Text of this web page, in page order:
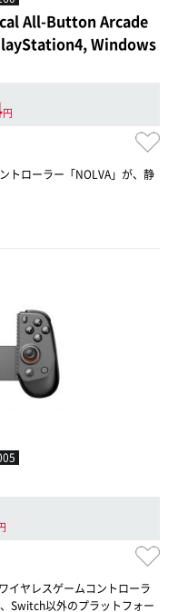
All-Button Arcade
Windows
円
トローラー「NOLVA」が、静
イヤレスゲームコントローラ
Switch以外のプラットフォー